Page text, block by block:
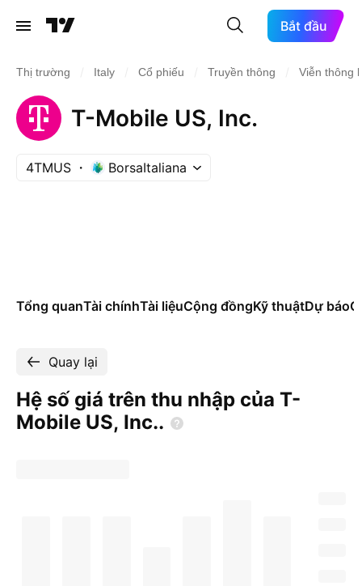
Bắt đầu
Thị trường Italy Cổ phiếu Truyền thông Viễn thông
T-Mobile US, Inc.
4TMUS BorsaItaliana
Tổng quanTài chínhTài liệuCộng đồngKỹ thuậtDự báo
Quay lại
Hệ số giá trên thu nhập của T-
Mobile US, Inc..